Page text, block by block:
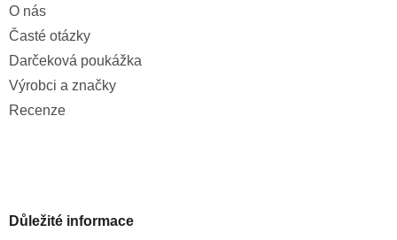
O nás
Časté otázky
Darčeková poukážka
Výrobci a značky
Recenze
Důležité informace